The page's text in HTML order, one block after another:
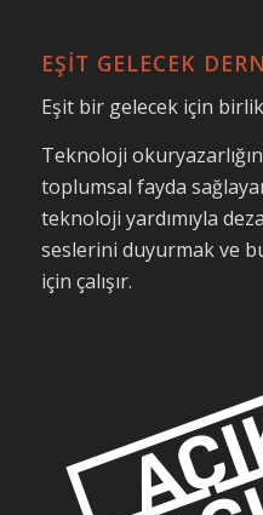
EŞİT GELECEK
Eşit bir gelecek için
Teknoloji
toplumsal fayda
teknoloji yardımıyla
seslerini duyurmak ve
için çalışır.